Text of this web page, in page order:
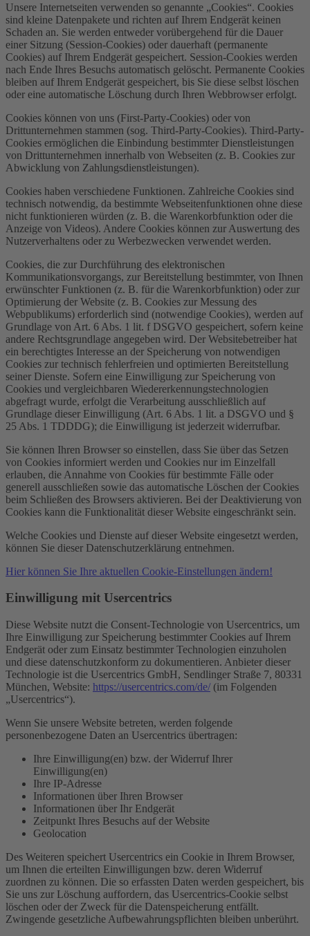
Unsere Internetseiten verwenden so genannte „Cookies“. Cookies
sind kleine Datenpakete und richten auf Ihrem Endgerät keinen
Schaden an. Sie werden entweder vorübergehend für die Dauer
einer Sitzung (Session-Cookies) oder dauerhaft (permanente
Cookies) auf Ihrem Endgerät gespeichert. Session-Cookies werden
nach Ende Ihres Besuchs automatisch gelöscht. Permanente Cookies
bleiben auf Ihrem Endgerät gespeichert, bis Sie diese selbst löschen
oder eine automatische Löschung durch Ihren Webbrowser erfolgt.
Cookies können von uns (First-Party-Cookies) oder von
Drittunternehmen stammen (sog. Third-Party-Cookies). Third-Party-
Cookies ermöglichen die Einbindung bestimmter Dienstleistungen
von Drittunternehmen innerhalb von Webseiten (z. B. Cookies zur
Abwicklung von Zahlungsdienstleistungen).
Cookies haben verschiedene Funktionen. Zahlreiche Cookies sind
technisch notwendig, da bestimmte Webseitenfunktionen ohne diese
nicht funktionieren würden (z. B. die Warenkorbfunktion oder die
Anzeige von Videos). Andere Cookies können zur Auswertung des
Nutzerverhaltens oder zu Werbezwecken verwendet werden.
Cookies, die zur Durchführung des elektronischen
Kommunikationsvorgangs, zur Bereitstellung bestimmter, von Ihnen
erwünschter Funktionen (z. B. für die Warenkorbfunktion) oder zur
Optimierung der Website (z. B. Cookies zur Messung des
Webpublikums) erforderlich sind (notwendige Cookies), werden auf
Grundlage von Art. 6 Abs. 1 lit. f DSGVO gespeichert, sofern keine
andere Rechtsgrundlage angegeben wird. Der Websitebetreiber hat
ein berechtigtes Interesse an der Speicherung von notwendigen
Cookies zur technisch fehlerfreien und optimierten Bereitstellung
seiner Dienste. Sofern eine Einwilligung zur Speicherung von
Cookies und vergleichbaren Wiedererkennungstechnologien
abgefragt wurde, erfolgt die Verarbeitung ausschließlich auf
Grundlage dieser Einwilligung (Art. 6 Abs. 1 lit. a DSGVO und §
25 Abs. 1 TDDDG); die Einwilligung ist jederzeit widerrufbar.
Sie können Ihren Browser so einstellen, dass Sie über das Setzen
von Cookies informiert werden und Cookies nur im Einzelfall
erlauben, die Annahme von Cookies für bestimmte Fälle oder
generell ausschließen sowie das automatische Löschen der Cookies
beim Schließen des Browsers aktivieren. Bei der Deaktivierung von
Cookies kann die Funktionalität dieser Website eingeschränkt sein.
Welche Cookies und Dienste auf dieser Website eingesetzt werden,
können Sie dieser Datenschutzerklärung entnehmen.
Hier können Sie Ihre aktuellen Cookie-Einstellungen ändern!
Einwilligung mit Usercentrics
Diese Website nutzt die Consent-Technologie von Usercentrics, um
Ihre Einwilligung zur Speicherung bestimmter Cookies auf Ihrem
Endgerät oder zum Einsatz bestimmter Technologien einzuholen
und diese datenschutzkonform zu dokumentieren. Anbieter dieser
Technologie ist die Usercentrics GmbH, Sendlinger Straße 7, 80331
München, Website: https://usercentrics.com/de/ (im Folgenden
„Usercentrics“).
Wenn Sie unsere Website betreten, werden folgende
personenbezogene Daten an Usercentrics übertragen:
Ihre Einwilligung(en) bzw. der Widerruf Ihrer
Einwilligung(en)
Ihre IP-Adresse
Informationen über Ihren Browser
Informationen über Ihr Endgerät
Zeitpunkt Ihres Besuchs auf der Website
Geolocation
Des Weiteren speichert Usercentrics ein Cookie in Ihrem Browser,
um Ihnen die erteilten Einwilligungen bzw. deren Widerruf
zuordnen zu können. Die so erfassten Daten werden gespeichert, bis
Sie uns zur Löschung auffordern, das Usercentrics-Cookie selbst
löschen oder der Zweck für die Datenspeicherung entfällt.
Zwingende gesetzliche Aufbewahrungspflichten bleiben unberührt.